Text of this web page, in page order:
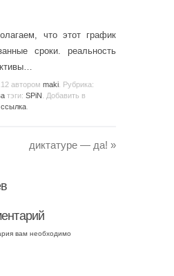
что этот график
сроки. реальность
автором maki . Рубрика:
тэги: SPiN . Добавить в
диктатуре — да! »
вам необходимо